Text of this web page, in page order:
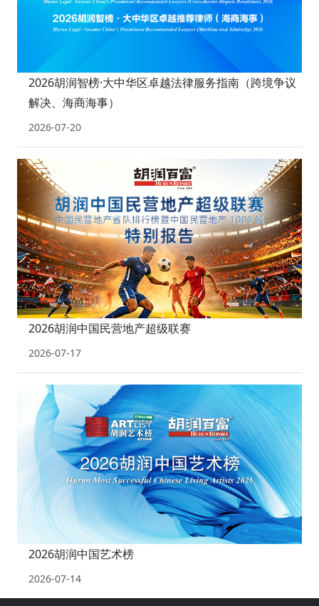
2026胡润智榜·大中华区卓越法律服务指南（跨境争议
解决、海商海事）
2026-07-20
2026胡润中国民营地产超级联赛
2026-07-17
2026胡润中国艺术榜
2026-07-14